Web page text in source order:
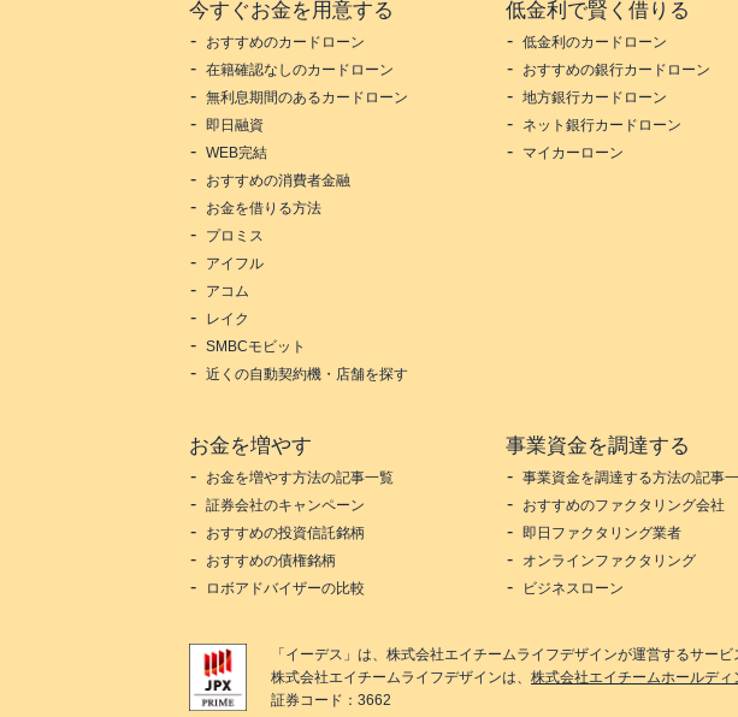
今すぐお金を用意する
おすすめのカードローン
在籍確認なしのカードローン
無利息期間のあるカードローン
即日融資
WEB完結
おすすめの消費者金融
お金を借りる方法
プロミス
アイフル
アコム
レイク
SMBCモビット
近くの自動契約機・店舗を探す
低金利で賢く借りる
低金利のカードローン
おすすめの銀行カードローン
地方銀行カードローン
ネット銀行カードローン
マイカーローン
お金を増やす
お金を増やす方法の記事一覧
証券会社のキャンペーン
おすすめの投資信託銘柄
おすすめの債権銘柄
ロボアドバイザーの比較
事業資金を調達する
事業資金を調達する方法の記事
おすすめのファクタリング会社
即日ファクタリング業者
オンラインファクタリング
ビジネスローン
「 イーデス 」は、 株式会社エイチームライフデザインが運営するサービ
株式会社エイチームライフデザインは、 株式会社エイチームホールディ
証券コード：3662